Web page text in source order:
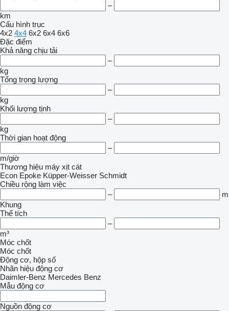
–
km
Cấu hình trục
4x2 4x4 6x2 6x4 6x6
Đặc điểm
Khả năng chịu tải
–
kg
Tổng trọng lượng
–
kg
Khối lượng tịnh
–
kg
Thời gian hoạt động
–
m/giờ
Thương hiệu máy xịt cát
Econ Epoke Küpper-Weisser Schmidt
Chiều rộng làm việc
–
m
Khung
Thể tích
–
m³
Móc chốt
Móc chốt
Động cơ, hộp số
Nhãn hiệu động cơ
Daimler-Benz Mercedes Benz
Mẫu động cơ
Nguồn động cơ